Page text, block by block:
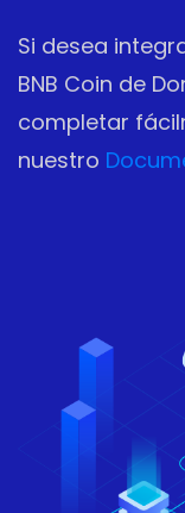
Si desea
BNB Coin de
completar
nuestro